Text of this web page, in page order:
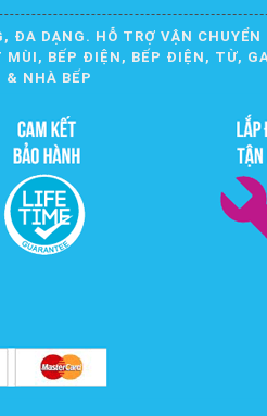
DẠNG. HỖ TRỢ VẬN CHUYỂN
MÙI, BẾP ĐIỆN, BẾP ĐIỆN, TỪ,
& NHÀ BẾP